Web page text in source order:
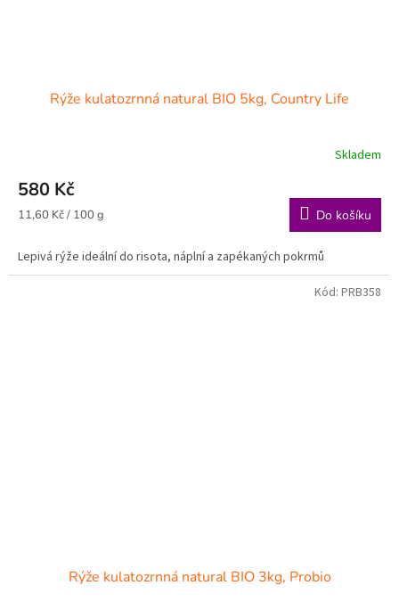
Rýže kulatozrnná natural BIO 5kg, Country Life
Skladem
580 Kč
Měrná
11,60 Kč / 100 g Do košíku
Lepivá rýže ideální do risota, náplní a zapékaných pokrmů
Rýže kulatozrnná natural BIO 3kg, Probio
Kód: PRB358